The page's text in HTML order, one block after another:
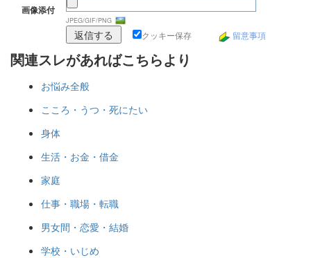
画像添付
JPEG/GIF/PNG
クッキー保存 留意事項
関連スレがあればこちらより
お悩み全般
こころ・うつ・死にたい
身体
生活・お金・借金
家庭
仕事・職場・転職
男女間・恋愛・結婚
学校・いじめ